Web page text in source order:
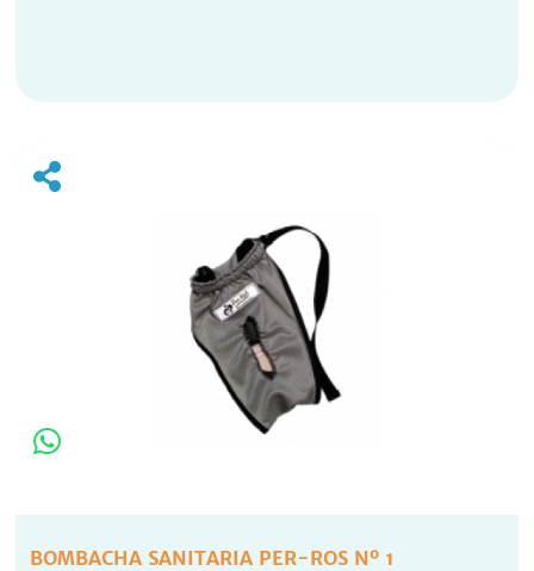
BOMBACHA SANITARIA PER-ROS Nº 1